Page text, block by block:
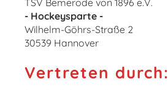
TSV Bemerode von 1896 e.V.
- Hockeysparte -
Wilhelm-Göhrs-Straße 2
30539 Hannover
Vertreten durch: